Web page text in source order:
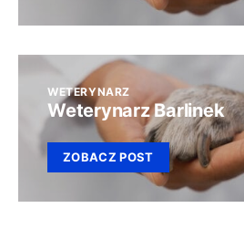
WETERYNARZ
Weterynarz Barlinek
ZOBACZ POST